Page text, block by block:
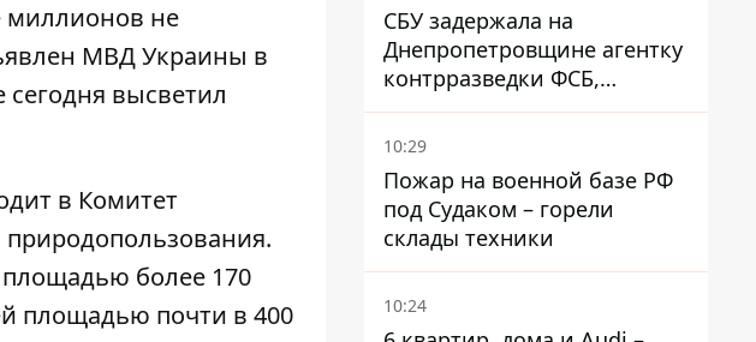
миллионов не
МВД Украины в
высветил
в Комитет
более 170
площадью почти в 400
СБУ задержала на
Днепропетровщине агентку
контрразведки ФСБ,
готовившую теракты –
шпионила за военными
10:29
Пожар на военной базе РФ
под Судаком – горели
склады техники
10:24